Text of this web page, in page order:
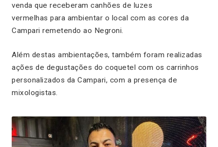
venda que receberam canhões de luzes
vermelhas para ambientar o local com as cores da
Campari remetendo ao Negroni.
Além destas ambientações, também foram realizadas
ações de degustações do coquetel com os carrinhos
personalizados da Campari, com a presença de
mixologistas.